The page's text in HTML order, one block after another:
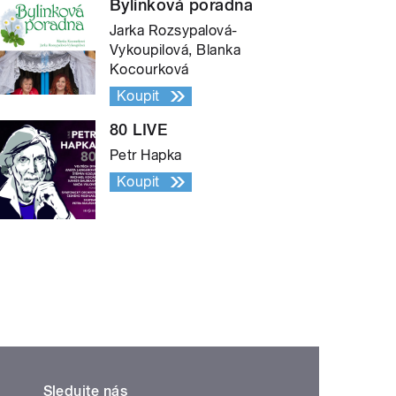
Bylinková poradna
Jarka Rozsypalová-
Vykoupilová, Blanka
Kocourková
Koupit
80 LIVE
Petr Hapka
Koupit
Sledujte nás